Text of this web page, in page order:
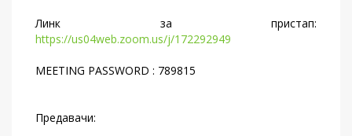
Линк за пристап:
https://us04web.zoom.us/j/172292949
MEETING PASSWORD : 789815
Предавачи: